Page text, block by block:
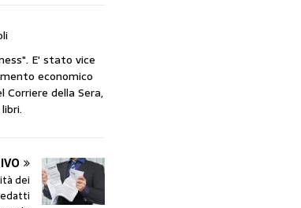
E' stato vice
economico
Corriere della Sera,
dei